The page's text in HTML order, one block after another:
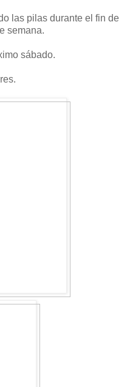
las pilas durante el fin de
semana.
sábado.